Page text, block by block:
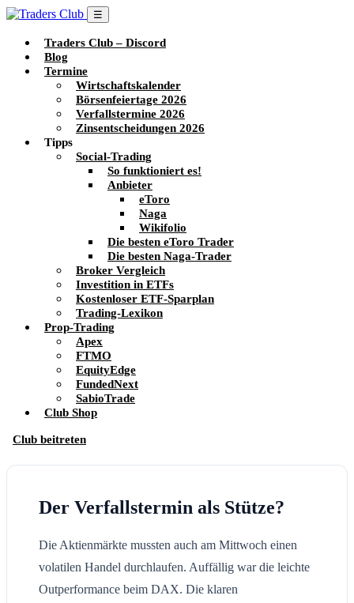
☰
Traders Club – Discord
Blog
Termine
Wirtschaftskalender
Börsenfeiertage 2026
Verfallstermine 2026
Zinsentscheidungen 2026
Tipps
Social-Trading
So funktioniert es!
Anbieter
eToro
Naga
Wikifolio
Die besten eToro Trader
Die besten Naga-Trader
Broker Vergleich
Investition in ETFs
Kostenloser ETF-Sparplan
Trading-Lexikon
Prop-Trading
Apex
FTMO
EquityEdge
FundedNext
SabioTrade
Club Shop
Club beitreten
Der Verfallstermin als Stütze?
Die Aktienmärkte mussten auch am Mittwoch einen
volatilen Handel durchlaufen. Auffällig war die leichte
Outperformance beim DAX. Die klaren